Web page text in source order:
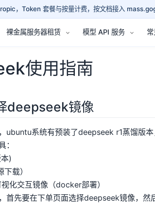
裸金属服务器租赁 模型 API 服务
使用指南
deepseek镜像
ubuntu系统有预装了deepseek r1蒸馏版
：
)
载）
化交互镜像（docker部署）
首先要在下单页面选择deepseek镜像，然
，Token 套餐与按量计费，按文档接入